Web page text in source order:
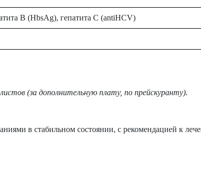
В (HbsAg), гепатита C (antiHCV)
(за дополнительную плату, по прейскуранту).
в стабильном состоянии, с рекомендацией к